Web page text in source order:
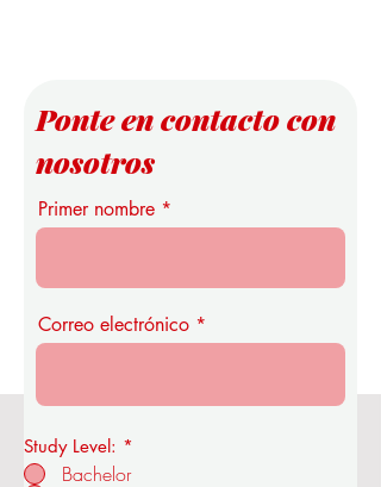
Real Academia de Economía y
Ponte en contacto con
nosotros
Primer nombre
Correo electrónico
Study Level: *
Bachelor